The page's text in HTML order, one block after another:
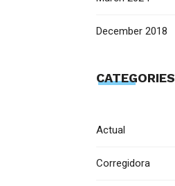
December 2018
CATEGORIES
Actual
Corregidora